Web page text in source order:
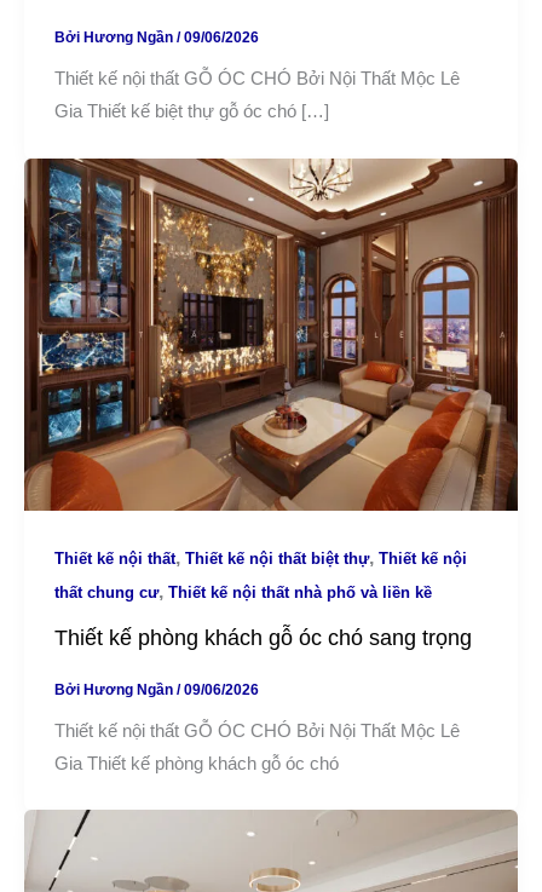
Bởi Hương Ngần /09/06/2026
Thiết kế nội thất GỖ ÓC CHÓ Bởi Nội Thất Mộc Lê
Gia Thiết kế biệt thự gỗ óc chó […]
Thiết kế nội thất, Thiết kế nội thất biệt thự, Thiết kế nội
thất chung cư, Thiết kế nội thất nhà phố và liền kề
Thiết kế phòng khách gỗ óc chó sang trọng
Bởi Hương Ngần /09/06/2026
Thiết kế nội thất GỖ ÓC CHÓ Bởi Nội Thất Mộc Lê
Gia Thiết kế phòng khách gỗ óc chó